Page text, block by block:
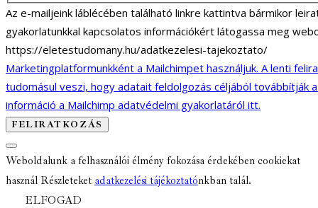
Az e-mailjeink láblécében található linkre kattintva bármikor
gyakorlatunkkal kapcsolatos információkért látogassa meg
https://eletestudomany.hu/adatkezelesi-tajekoztato/
Marketingplatformunkként a Mailchimpet használjuk. A lenti
tudomásul veszi, hogy adatait feldolgozás céljából továbbítják
információ a Mailchimp adatvédelmi gyakorlatáról itt.
Weboldalunk a felhasználói élmény fokozása érdekében cookiekat
használ Részleteket adatkezelési tájékoztatónkban talál.
ELFOGAD